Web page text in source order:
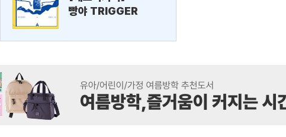
빵야 TRIGGER